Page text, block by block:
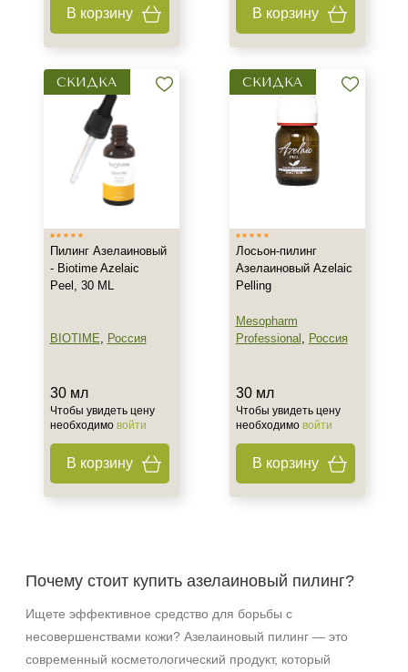
Ровный тон
Лицо
Ингредиенты
Койевая кислота
Показать еще
Для женщин
Процедура
В корзину В корзину
СКИДКА
Пилинг Азелаиновый
- Biotime Azelaic
Peel, 30 ML
BIOTIME, Россия
30 мл
Чтобы увидеть цену
необходимо войти
В корзину
СКИДКА
Лосьон-пилинг
Азелаиновый Azelaic
Pelling
Mesopharm
Professional , Россия
30 мл
Чтобы увидеть цену
необходимо войти
В корзину
Почему стоит купить азелаиновый пилинг?
Ищете эффективное средство для борьбы с
несовершенствами кожи? Азелаиновый пилинг — это
современный косметологический продукт, который